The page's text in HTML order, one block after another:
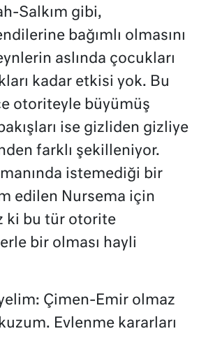
Salkım gibi,
bağımlı olmasını
aslında çocukları
kadar etkisi yok. Bu
otoriteyle büyümüş
ise gizliden gizliye
farklı şekilleniyor.
istemediği bir
edilen Nursema için
ki bu tür otorite
bir olması hayli
Çimen-Emir olmaz
Evlenme kararları